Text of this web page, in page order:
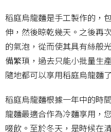
稻庭烏龍麵是手工製作的，
伸，然後晾乾幾天。之後再
的氣泡，從而使其具有絲般
備繁瑣，過去只能小批量生
隨地都可以享用稻庭烏龍麵
稻庭烏龍麵根據一年中的時
龍麵最適合作為冷麵享用，
啜飲。至於冬天，是時候在